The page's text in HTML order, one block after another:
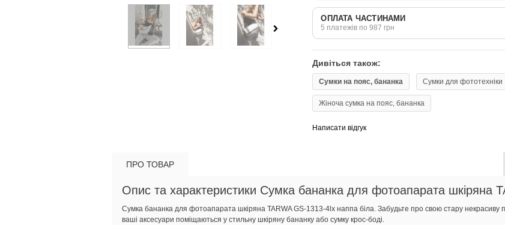
ОПЛАТА ЧАСТИНАМИ
5 платежів по 987 грн
Дивіться також:
Сумки на пояс, бананка Сумки для фототехніки
Жіноча сумка на пояс, бананка
Написати відгук
ПРО ТОВАР
Опис та характеристики Сумка бананка для фотоапарата шкіряна
Сумка бананка для фотоапарата шкіряна TARWA GS-1313-4lx наппа біла. Забудьте про свою стару некрасиву
ваші аксесуари поміщаються у стильну шкіряну бананку або сумку крос-боді.